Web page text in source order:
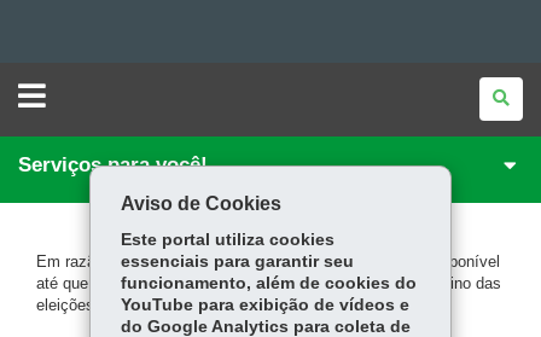
Ir
o
para
navegação
Ir
a
busca
do
site
EDUCAÇÃO
DE
LARANJEIRAS
SUL
Serviços para você!
Em razão da legislação eleitoral, este conteúdo ficará indisponível
até que o Tribunal Regional Eleitoral (TRE) oficialize o término das
eleições.
Aviso de Cookies
Este portal utiliza cookies
essenciais para garantir seu
funcionamento, além de cookies do
YouTube para exibição de vídeos e
do Google Analytics para coleta de